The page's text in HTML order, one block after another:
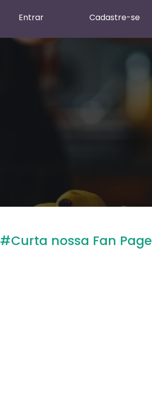
Entrar Cadastre-se
#Curta nossa Fan Page